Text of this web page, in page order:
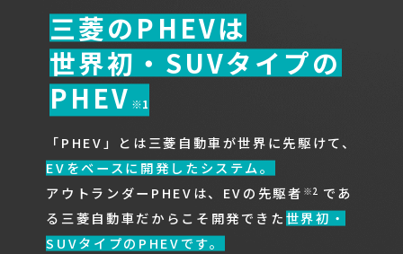
三菱のPHEVは
世界初・SUVタイプの
PHEV ※1
「PHEV」とは三菱自動車が世界に先駆けて、
EVをベースに開発したシステム。
アウトランダーPHEVは、EVの先駆者 ※2 であ
る三菱自動車だからこそ開発できた世界初・
SUVタイプのPHEVです。